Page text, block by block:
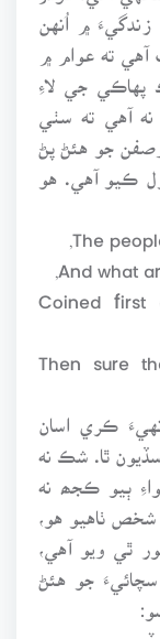
زندگيءَ ۾ اُنهن
آهي ته عوام ۾
پهاڪي جي لاءِ
آهي ته سٺي
جو هئڻ پڻ
ڪيو آهي. هو
The
And what
Coined first
Then sure
ڪري اسان
ٿا. شڪ نه
ٻيو ڪجھ نه
ٺاهيو هو،
ٿي ويو آهي،
جو هئڻ
ڏس.